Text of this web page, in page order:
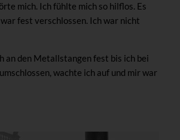
mich. Ich fühlte mich so hilflos. Es
fest verschlossen. Ich war nicht
an den Metallstangen fest bis ich bei
wachte ich auf und mir war